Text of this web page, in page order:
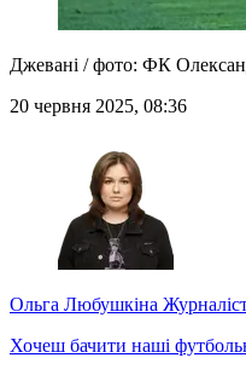
Джевані / фото: ФК
20 червня 2025, 08:36
Ольга Любушкіна
Хочеш бачити наші